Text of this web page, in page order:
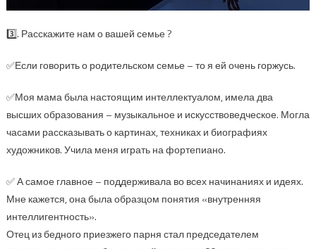
3️⃣. Расскажите нам о вашей семье ?
✅Если говорить о родительском семье – то я ей очень горжусь.
✅Моя мама была настоящим интеллектуалом, имела два
высших образования – музыкальное и искусствоведческое. Могла
часами рассказывать о картинах, техниках и биографиях
художников. Учила меня играть на фортепиано.
✅ А самое главное – поддерживала во всех начинаниях и идеях.
Мне кажется, она была образцом понятия «внутренняя
интеллигентность».
Отец из бедного приезжего парня стал председателем